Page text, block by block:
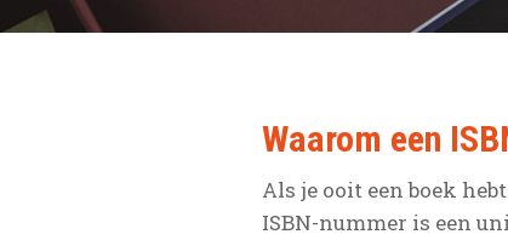
Waarom een
Als je ooit een boek
ISBN-nummer is een